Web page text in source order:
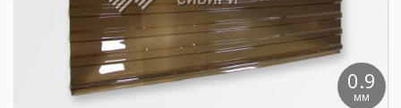
0.9
мм